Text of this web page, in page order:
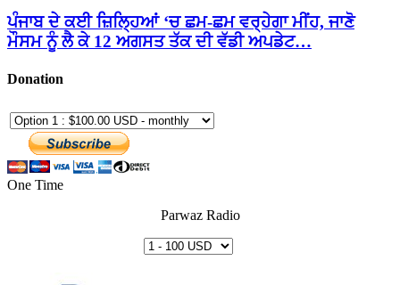
ਪੰਜਾਬ ਦੇ ਕਈ ਜ਼ਿਲ੍ਹਿਆਂ ‘ਚ ਛਮ-ਛਮ ਵਰ੍ਹੇਗਾ ਮੀਂਹ, ਜਾਣੋ
ਮੌਸਮ ਨੂੰ ਲੈ ਕੇ 12 ਅਗਸਤ ਤੱਕ ਦੀ ਵੱਡੀ ਅਪਡੇਟ…
Donation
One Time
Parwaz Radio